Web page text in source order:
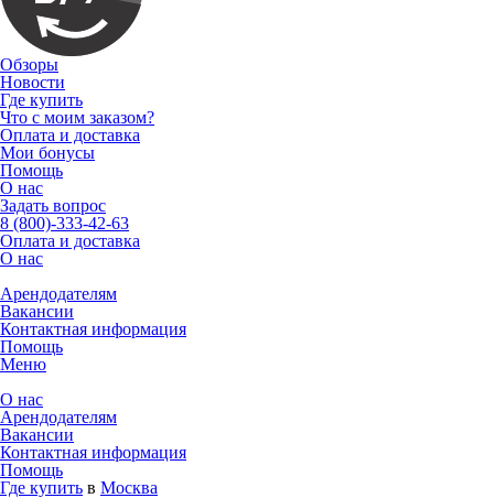
Обзоры
Новости
Где купить
Что с моим заказом?
Оплата и доставка
Мои бонусы
Помощь
О нас
Задать вопрос
8 (800)-333-42-63
Оплата и доставка
О нас
Арендодателям
Вакансии
Контактная информация
Помощь
Меню
О нас
Арендодателям
Вакансии
Контактная информация
Помощь
Где купить в Москва